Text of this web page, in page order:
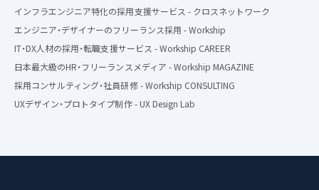
インフラエンジニア特化の採用支援サービス - クロスネットワーク
エンジニア・デザイナーのフリーランス採用 - Workship
IT・DX人材の採用・転職支援サービス - Workship CAREER
日本最大級のHR・フリーランスメディア - Workship MAGAZINE
採用コンサルティング・社員研修 - Workship CONSULTING
UXデザイン・プロトタイプ制作 - UX Design Lab